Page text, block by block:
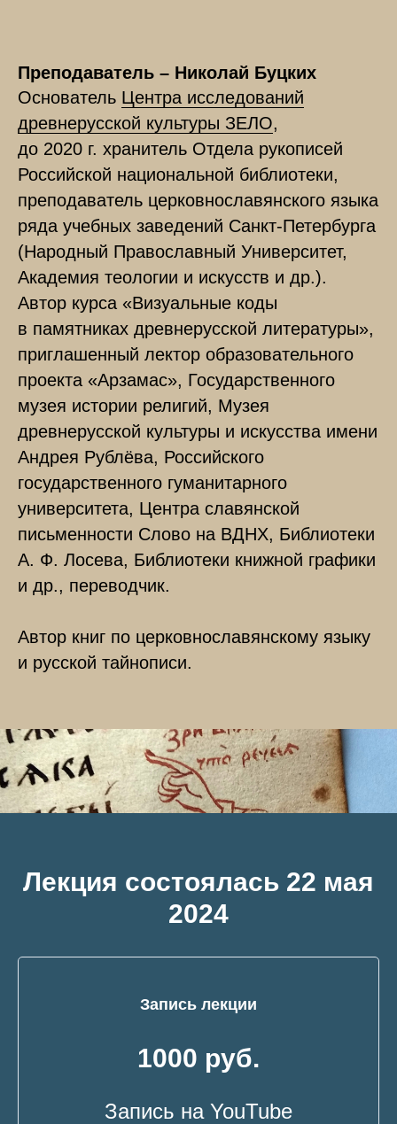
Преподаватель – Николай Буцких
Основатель Центра исследований
древнерусской культуры ЗЕЛО,
до 2020 г. хранитель Отдела рукописей
Российской национальной библиотеки,
преподаватель церковнославянского языка
ряда учебных заведений Санкт-Петербурга
(Народный Православный Университет,
Академия теологии и искусств и др.).
Автор курса «Визуальные коды
в памятниках древнерусской литературы»,
приглашенный лектор образовательного
проекта «Арзамас», Государственного
музея истории религий, Музея
древнерусской культуры и искусства имени
Андрея Рублёва, Российского
государственного гуманитарного
университета, Центра славянской
письменности Слово на ВДНХ, Библиотеки
А. Ф. Лосева, Библиотеки книжной графики
и др., переводчик.
Автор книг по церковнославянскому языку
и русской тайнописи.
Лекция состоялась 22 мая
2024
Запись лекции
1000 руб.
Запись на YouTube